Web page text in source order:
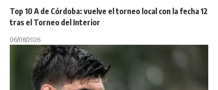
Top 10 A de Córdoba: vuelve el torneo local con la fecha 12
tras el Torneo del Interior
06/08/2026